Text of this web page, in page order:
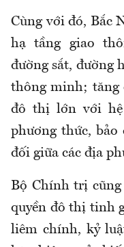
Cùng với đó, Bắc
hạ tầng giao
đường sắt, đường
thông minh; tăng
đô thị lớn với hệ
phương thức,
đối giữa các địa
Bộ Chính trị
quyền đô thị tinh
liêm chính, kỷ